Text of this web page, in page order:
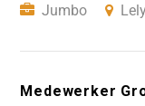
Jumbo
Medewerker